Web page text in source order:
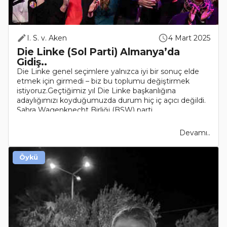
I. S. v. Aken 4 Mart 2025
Die Linke (Sol Parti) Almanya’da
Gidiş..
Die Linke genel seçimlere yalnızca iyi bir sonuç elde
etmek için girmedi – biz bu toplumu değiştirmek
istiyoruz.Geçtiğimiz yıl Die Linke başkanlığına
adaylığımızı koyduğumuzda durum hiç iç açıcı değildi.
Sahra Wagenknecht Birliği (BSW) parti..
Devamı..
Öykü